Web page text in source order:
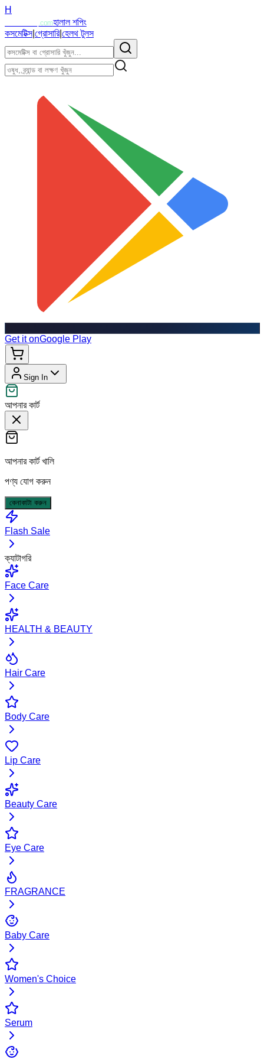
H
.comহালাল শপিং
কসমেটিক্স|গ্রোসারি|হেলথ টুলস
Get it onGoogle Play
Sign In
আপনার কার্ট
আপনার কার্ট খালি
পণ্য যোগ করুন
কেনাকাটা করুন
Flash Sale
ক্যাটাগরি
Face Care
HEALTH & BEAUTY
Hair Care
Body Care
Lip Care
Beauty Care
Eye Care
FRAGRANCE
Baby Care
Women's Choice
Serum